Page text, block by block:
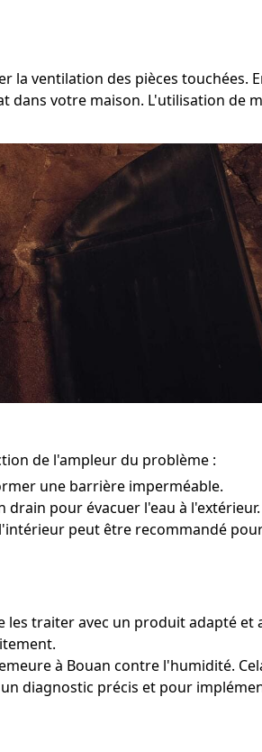
la ventilation des pièces touchées.
votre maison. L'utilisation de
de l'ampleur du problème :
une barrière imperméable.
pour évacuer l'eau à l'extérieur.
peut être recommandé
traiter avec un produit adapté et
à Bouan contre l'humidité.
diagnostic précis et pour